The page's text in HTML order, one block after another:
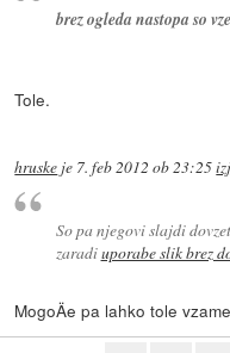
brez ogleda nastopa so
Tole.
hruske je 7. feb 2012 ob 23:25
So pa njegovislajdi
zaradiuporabe slik brez
MogoÄe pa lahko tole